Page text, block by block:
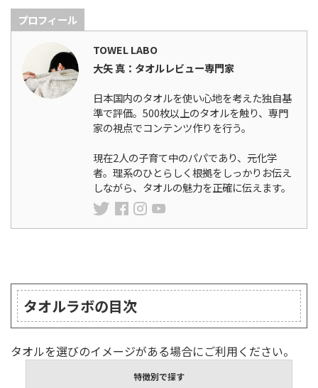
プロフィール
TOWEL LABO
大矢 真：タオルレビュー専門家
日本国内のタオルを使い心地を考えた独自基
準で評価。500枚以上のタオルを触り、専門
家の視点でコンテンツ作りを行う。
現在2人の子育て中のパパであり、元化学
者。理系のひとらしく根拠をしっかりお伝え
しながら、タオルの魅力を正確に伝えます。
タオルラボの目次
タオルを選びのイメージがある場合にご利用ください。
特徴別で探す